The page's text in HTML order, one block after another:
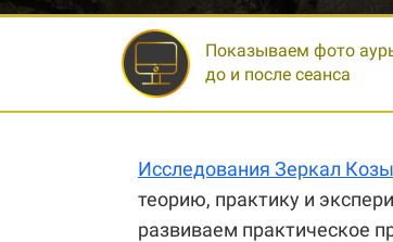
Показываем фото
до и после сеанса
Исследования Зеркал
теорию, практику и
развиваем практическое